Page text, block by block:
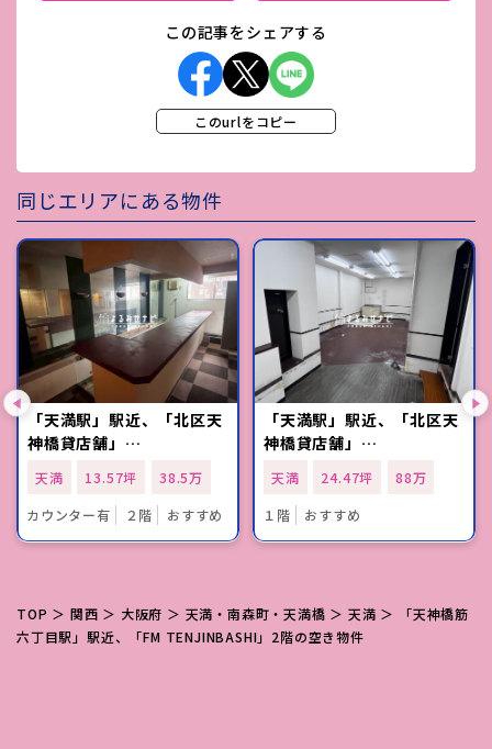
この記事をシェアする
このurlをコピー
同じエリアにある物件
「天満駅」駅近、「北区天
神橋貸店舗」…
天満 13.57坪
38.5万
カウンター有
２階 おすすめ
「天満駅」駅近、「北区天
神橋貸店舗」…
天満 24.47坪
88万
１階
おすすめ
TOP ＞ 関西 ＞ 大阪府 ＞ 天満・南森町・天満橋 ＞天満 ＞ 「天神橋筋
六丁目駅」駅近、「FM TENJINBASHI」2階の空き物件